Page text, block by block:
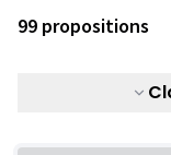
99 propositions